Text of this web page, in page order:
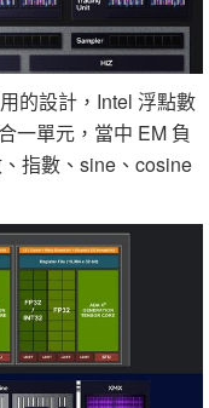
的設計，Intel 浮點數
一單元，當中 EM 負
指數、sine、cosine